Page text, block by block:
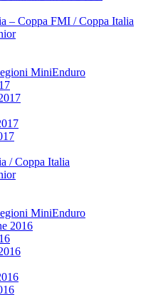
– Coppa FMI / Coppa Italia
MiniEnduro
/ Coppa Italia
MiniEnduro
2016